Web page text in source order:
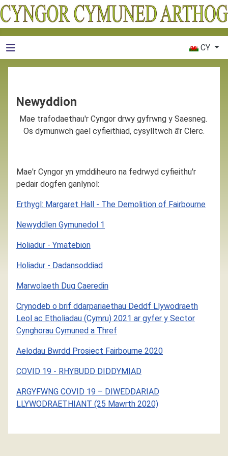
CY
Newyddion
Mae trafodaethau'r Cyngor drwy gyfrwng y Saesneg.
Os dymunwch gael cyfieithiad, cysylltwch â'r Clerc.
Mae'r Cyngor yn ymddiheuro na fedrwyd cyfieithu'r
pedair dogfen ganlynol:
Erthygl: Margaret Hall - The Demolition of Fairbourne
Newyddlen Gymunedol 1
Holiadur - Ymatebion
Holiadur - Dadansoddiad
Marwolaeth Dug Caeredin
Crynodeb o brif ddarpariaethau Deddf Llywodraeth
Leol ac Etholiadau (Cymru) 2021 ar gyfer y Sector
Cynghorau Cymuned a Thref
Aelodau Bwrdd Prosiect Fairbourne 2020
COVID 19 - RHYBUDD DIDDYMIAD
ARGYFWNG COVID 19 – DIWEDDARIAD
LLYWODRAETHIANT (25 Mawrth 2020)